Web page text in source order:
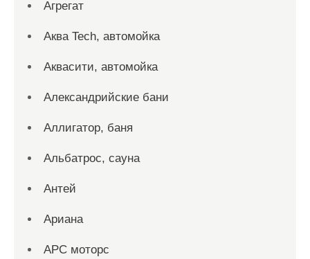
Агрегат
Аква Tech, автомойка
Аквасити, автомойка
Александрийские бани
Аллигатор, баня
Альбатрос, сауна
Антей
Ариана
АРС моторс